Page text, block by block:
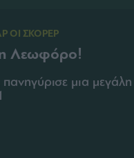
ΟΙ ΣΚΟΡΕΡ
Λεωφόρο!
μια μεγάλη